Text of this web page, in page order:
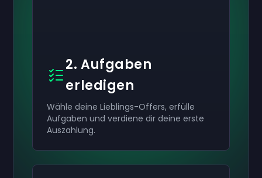
2. Aufgaben
erledigen
Wähle deine Lieblings-Offers, erfülle
Aufgaben und verdiene dir deine erste
Auszahlung.